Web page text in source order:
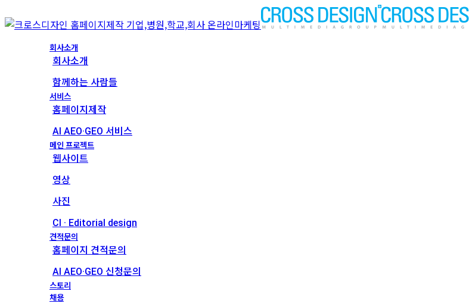
회사소개
회사소개
함께하는 사람들
서비스
홈페이지제작
AI AEO·GEO 서비스
메인 프로젝트
웹사이트
영상
사진
CI · Editorial design
견적문의
홈페이지 견적문의
AI AEO·GEO 신청문의
스토리
채용